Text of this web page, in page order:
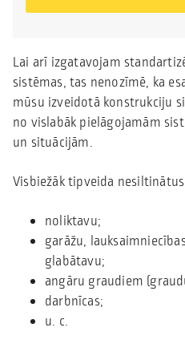
Lai arī izgatavojam
sistēmas, tas nenozīmē, ka
mūsu izveidotā konstrukciju
no vislabāk pielāgojamām
un situācijām.
Visbiežāk tipveida
noliktavu;
garāžu,
glabātavu;
angāru graudiem
darbnīcas;
u. c.